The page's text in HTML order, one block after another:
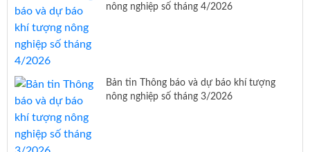
nông nghiệp số tháng 4/2026
Bản tin Thông báo và dự báo khí tượng
nông nghiệp số tháng 3/2026